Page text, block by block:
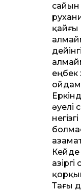
сайын
қайғы
еңбек
әуелі
Кейде
Тағы